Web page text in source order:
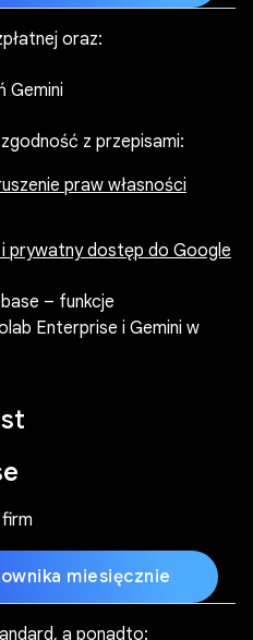
oraz:
Gemini
z przepisami:
praw własności
i prywatny dostęp do Google
– funkcje
Enterprise i Gemini w
miesięcznie
a ponadto: